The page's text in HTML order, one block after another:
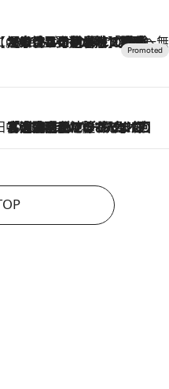
星野リゾート】唯一無二。癒しと発見が待つ場所へ
2026.8.7
【トンボの足水浴】ヒノキの香りに包まれて涼感マックス！約13℃の湧水かけ流しを避暑地「星野温泉 トンボの湯」で体験
中稲の勝手に再ブーム
2026.8.7
「湘南乃風に憧れて」観客大盛上がりの“タオル回し”に、ラッパー顔負けの高速歌唱まで…さだまさし（74）のアグレッシブすぎる現在地